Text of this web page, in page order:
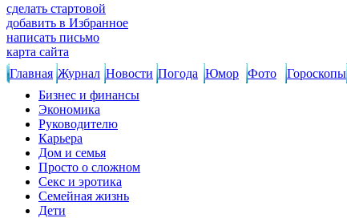
сделать стартовой
добавить в Избранное
написать письмо
карта сайта
Главная Журнал Новости Погода Юмор Фото Гороскопы
Бизнес и финансы
Экономика
Руководителю
Карьера
Дом и семья
Просто о сложном
Секс и эротика
Семейная жизнь
Дети